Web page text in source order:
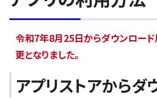
令和7年8月25日からダウンロー
更となりました。
アプリストアからダ